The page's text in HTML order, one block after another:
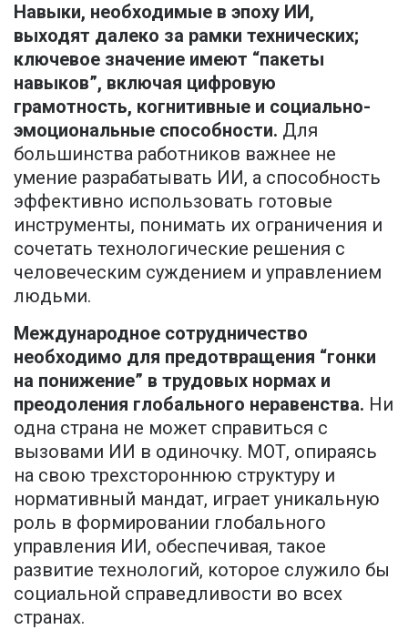
Навыки, необходимые в эпоху ИИ,
выходят далеко за рамки технических;
ключевое значение имеют “пакеты
навыков”, включая цифровую
грамотность, когнитивные и социально-
эмоциональные способности. Для
большинства работников важнее не
умение разрабатывать ИИ, а способность
эффективно использовать готовые
инструменты, понимать их ограничения и
сочетать технологические решения с
человеческим суждением и управлением
людьми.
Международное сотрудничество
необходимо для предотвращения “гонки
на понижение” в трудовых нормах и
преодоления глобального неравенства. Ни
одна страна не может справиться с
вызовами ИИ в одиночку. МОТ, опираясь
на свою трехстороннюю структуру и
нормативный мандат, играет уникальную
роль в формировании глобального
управления ИИ, обеспечивая, такое
развитие технологий, которое служило бы
социальной справедливости во всех
странах.